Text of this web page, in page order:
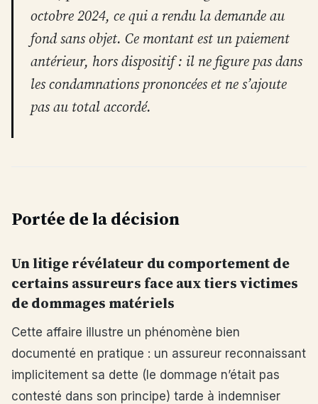
octobre 2024, ce qui a rendu la demande au
fond sans objet. Ce montant est un paiement
antérieur, hors dispositif : il ne figure pas dans
les condamnations prononcées et ne s’ajoute
pas au total accordé.
Portée de la décision
Un litige révélateur du comportement de
certains assureurs face aux tiers victimes
de dommages matériels
Cette affaire illustre un phénomène bien
documenté en pratique : un assureur reconnaissant
implicitement sa dette (le dommage n’était pas
contesté dans son principe) tarde à indemniser